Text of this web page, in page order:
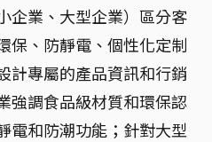
企業、大型企業）區分客
保、防靜電、個性化定制
計專屬的產品資訊和行銷
強調食品級材質和環保認
電和防潮功能；針對大型